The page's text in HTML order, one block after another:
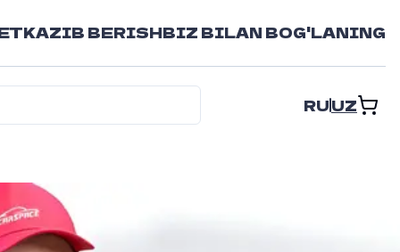
BERISHBIZ BILAN BOG'LANING
RUUZ